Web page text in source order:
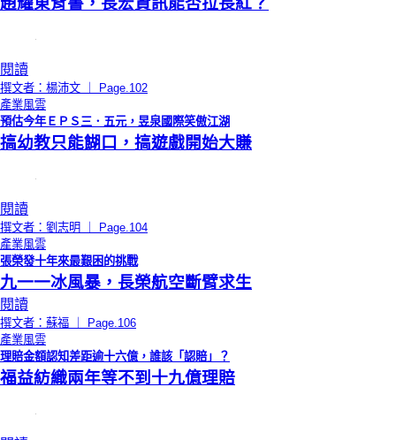
閱讀
撰文者：楊沛文 ｜ Page.102
產業風雲
預估今年ＥＰＳ三．五元，昱泉國際笑傲江湖
搞幼教只能餬口，搞遊戲開始大賺
閱讀
撰文者：劉志明 ｜ Page.104
產業風雲
張榮發十年來最艱困的挑戰
九一一冰風暴，長榮航空斷臂求生
閱讀
撰文者：蘇福 ｜ Page.106
產業風雲
理賠金額認知差距逾十六億，誰該「認賠」？
福益紡織兩年等不到十九億理賠